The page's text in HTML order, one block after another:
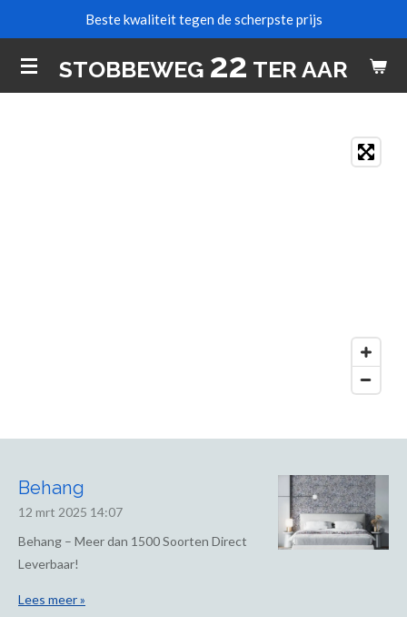
naar
de
STOBBEWEG 22 TER AAR
Beste kwaliteit tegen de scherpste prijs
Behang
12 mrt 2025 14:07
Behang – Meer dan 1500 Soorten Direct
Leverbaar!
Lees meer »